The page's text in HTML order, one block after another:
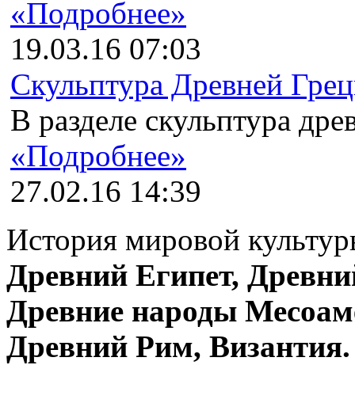
«Подробнее»
19.03.16 07:03
Скульптура Древней
В разделе скульптура
«Подробнее»
27.02.16 14:39
История мировой
Древний Египет,
Древние народы
Древний Рим, Византия.